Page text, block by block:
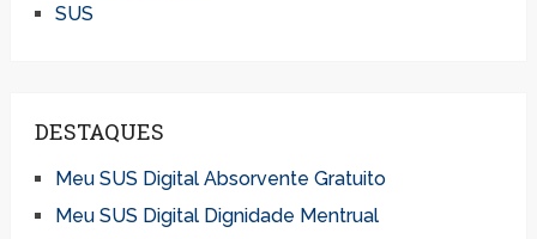
SUS
DESTAQUES
Meu SUS Digital Absorvente Gratuito
Meu SUS Digital Dignidade Mentrual